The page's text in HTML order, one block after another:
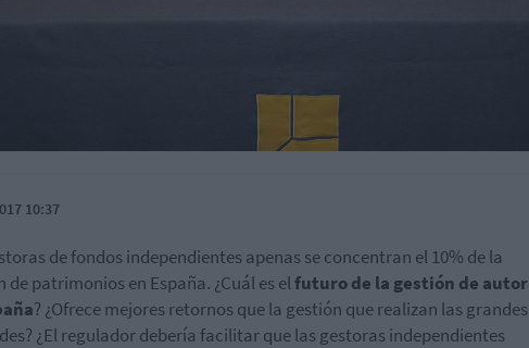
10:37
de fondos independientes apenas se concentran el 10% de la
de patrimonios en España. ¿Cuál es elfuturo de la gestión de autor
? ¿Ofrece mejores retornos que la gestión que realizan las grandes
¿El regulador debería facilitar que las gestoras independientes